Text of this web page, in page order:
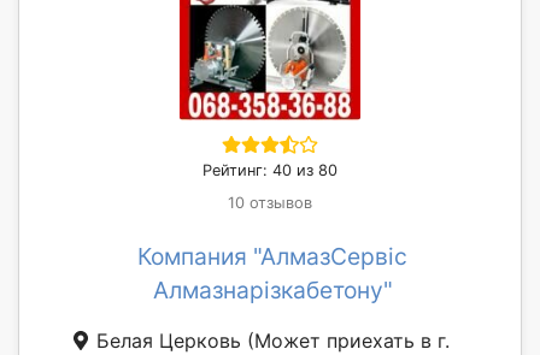
Рейтинг: 40 из 80
10 отзывов
Компания "АлмазСервіс
Алмазнарізкабетону"
Белая Церковь (Может приехать в г.